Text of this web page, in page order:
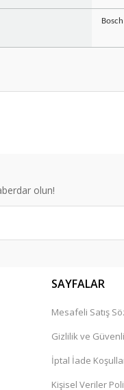
‎Bosch
bir firma ben memnunum
olmalı.
olun!
SAYFALAR
Mesafeli Satış
Gizlilik ve
İptal İade
Kişisel Veriler